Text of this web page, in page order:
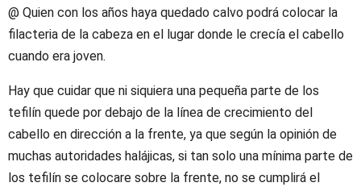
@ Quien con los años haya quedado calvo podrá colocar la
filacteria de la cabeza en el lugar donde le crecía el cabello
cuando era joven.
Hay que cuidar que ni siquiera una pequeña parte de los
tefilín quede por debajo de la línea de crecimiento del
cabello en dirección a la frente, ya que según la opinión de
muchas autoridades halájicas, si tan solo una mínima parte de
los tefilín se colocare sobre la frente, no se cumplirá el